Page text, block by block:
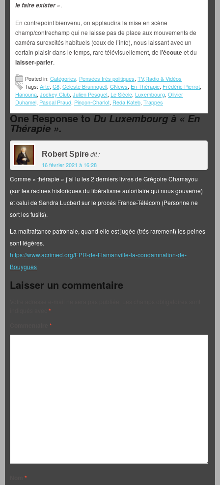
le faire exister».
En contrepoint bienvenu, on applaudira la mise en scène
champ/contrechamp qui ne laisse pas de place aux mouvements de
caméra surexcités habituels (ceux de l’info), nous laissant avec un
certain plaisir dans le temps, rare télévisuellement, de l’écouteet du
laisser-parler.
Posted in: Catégories, Pensées très politiques, TV,Radio & Vidéos
Tags: Arte, C8, Céleste Brunnquell, CNews, En Thérapie, Frédéric Pierrot,
Hanouna, Jockey Club, Julien Pesquet, Le Siècle, Luxembourg, Olivier
Duhamel, Pascal Praud, Pinçon-Charlot, Reda Kateb, Trappes
One Response toDu Luxembourg à « En
Thérapie ».
Robert Spiredit :
16 février 2021 à 16:28
Comme « thérapie » j’ai lu les 2 derniers livres de Grégoire Chamayou
(sur les racines historiques du libéralisme autoritaire qui nous gouverne)
et celui de Sandra Lucbert sur le procés France-Télécom (Personne ne
sort les fusils).
La maltraitance patronale, quand elle est jugée (trés rarement) les peines
sont légères.
https://www.acrimed.org/EPR-de-Flamanville-la-condamnation-de-
Bouygues
Laisser un commentaire
*
*
*